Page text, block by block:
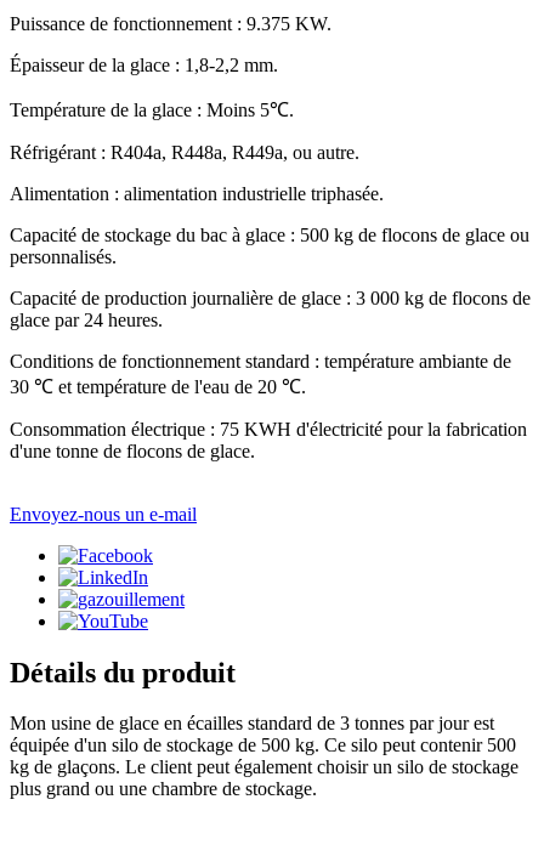
Puissance de fonctionnement : 9.375 KW.
Épaisseur de la glace : 1,8-2,2 mm.
Température de la glace : Moins 5℃.
Réfrigérant : R404a, R448a, R449a, ou autre.
Alimentation : alimentation industrielle triphasée.
Capacité de stockage du bac à glace : 500 kg de flocons de glace ou
personnalisés.
Capacité de production journalière de glace : 3 000 kg de flocons de
glace par 24 heures.
Conditions de fonctionnement standard : température ambiante de
30 ℃ et température de l'eau de 20 ℃.
Consommation électrique : 75 KWH d'électricité pour la fabrication
d'une tonne de flocons de glace.
Envoyez-nous un e-mail
Détails du produit
Mon usine de glace en écailles standard de 3 tonnes par jour est
équipée d'un silo de stockage de 500 kg. Ce silo peut contenir 500
kg de glaçons. Le client peut également choisir un silo de stockage
plus grand ou une chambre de stockage.